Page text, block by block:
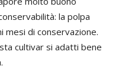
la polpa
mesi di conservazione.
cultivar si adatti bene